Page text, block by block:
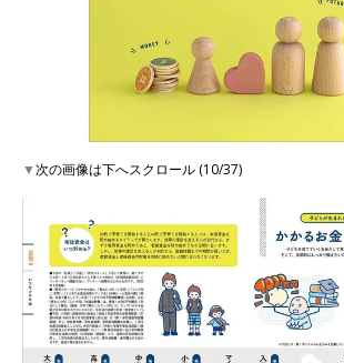
▼次の画像は下へスクロール (10/37)